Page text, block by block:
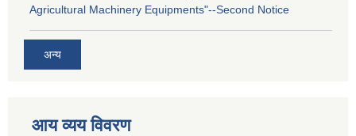
Agricultural Machinery Equipments"--Second Notice
अन्य
आय व्यय विवरण